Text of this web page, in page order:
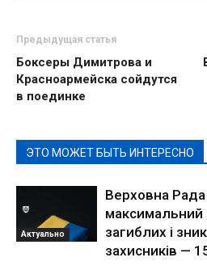
Предыдущая статья
Боксеры Димитрова и
Красноармейска сойдутся
в поединке
ЭТО МОЖЕТ БЫТЬ ИНТЕРЕСНО
Актуально
Верховна
максимальний
загиблих і
захисників —